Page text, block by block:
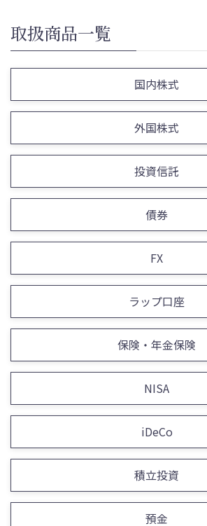
取扱商品一覧
国内株式
外国株式
投資信託
債券
FX
ラップ口座
保険・年金保険
NISA
iDeCo
積立投資
預金